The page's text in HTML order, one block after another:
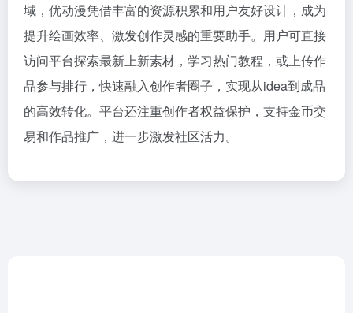
域，优动漫凭借丰富的资源积累和用户友好设计，成为
提升绘画效率、激发创作灵感的重要助手。用户可直接
访问平台探索最新上新素材，学习热门教程，或上传作
品参与排行，快速融入创作者圈子，实现从idea到成品
的高效转化。平台还注重创作者权益保护，支持金币交
易和作品推广，进一步激发社区活力。